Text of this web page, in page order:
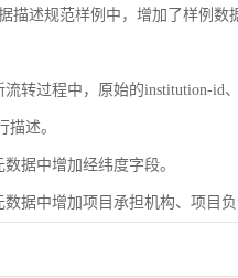
描述规范样例中，增加了样例数
流转过程中，原始的institution-
描述。
数据中增加经纬度字段。
数据中增加项目承担机构、项目